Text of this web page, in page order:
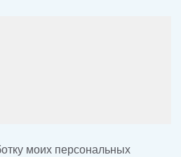
моих персональных